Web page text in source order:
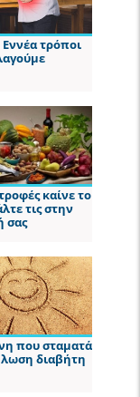
τρόποι
καίνε το
τις στην
σας
που σταματά
διαβήτη